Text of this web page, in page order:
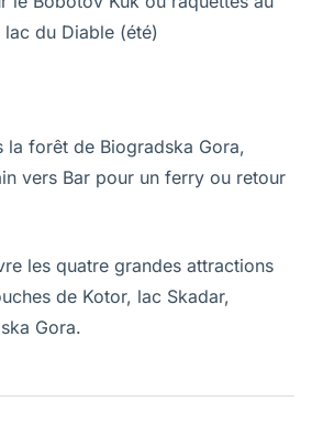
du Diable (été)
la forêt de Biogradska Gora,
vers Bar pour un ferry ou retour
les quatre grandes attractions
de Kotor, lac Skadar,
Gora.